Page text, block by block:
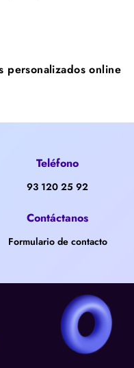
personalizados online
Teléfono
93 120 25 92
Contáctanos
Formulario de contacto